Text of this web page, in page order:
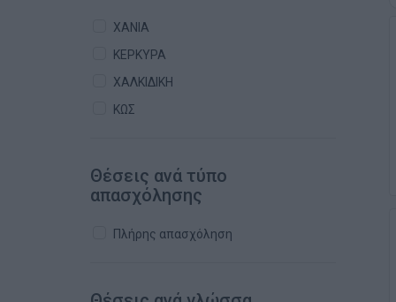
ΧΑΝΙΑ
ΚΕΡΚΥΡΑ
ΧΑΛΚΙΔΙΚΗ
ΚΩΣ
Θέσεις ανά τύπο
απασχόλησης
Πλήρης απασχόληση